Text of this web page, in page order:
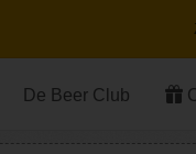
De Beer Club